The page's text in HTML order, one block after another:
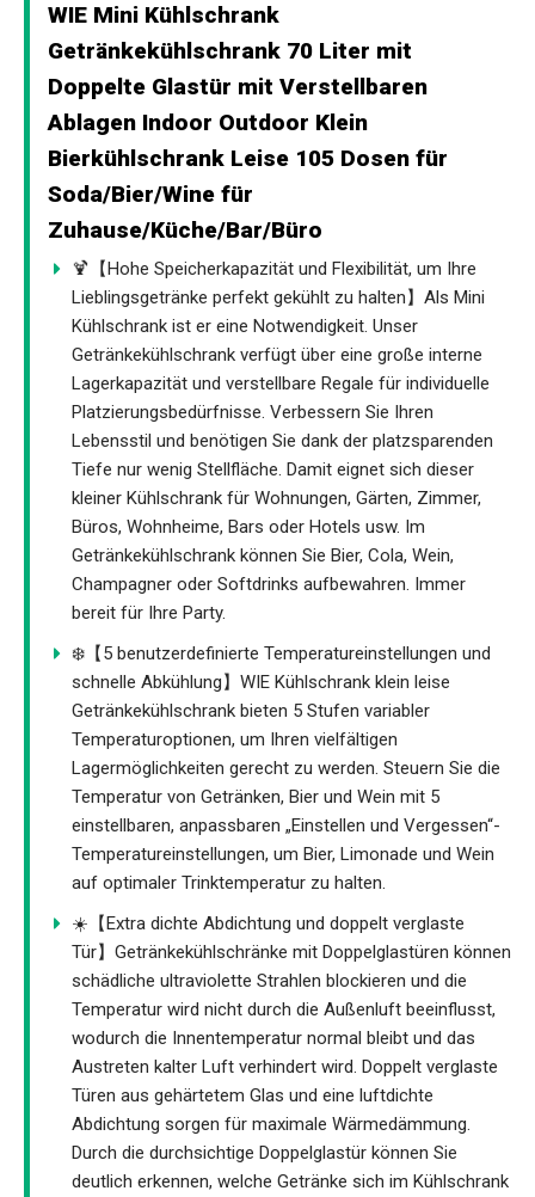
WIE Mini Kühlschrank
Getränkekühlschrank 70 Liter mit
Doppelte Glastür mit Verstellbaren
Ablagen Indoor Outdoor Klein
Bierkühlschrank Leise 105 Dosen für
Soda/Bier/Wine für
Zuhause/Küche/Bar/Büro
🍹【Hohe Speicherkapazität und Flexibilität, um Ihre
Lieblingsgetränke perfekt gekühlt zu halten】Als Mini
Kühlschrank ist er eine Notwendigkeit. Unser
Getränkekühlschrank verfügt über eine große interne
Lagerkapazität und verstellbare Regale für individuelle
Platzierungsbedürfnisse. Verbessern Sie Ihren
Lebensstil und benötigen Sie dank der platzsparenden
Tiefe nur wenig Stellfläche. Damit eignet sich dieser
kleiner Kühlschrank für Wohnungen, Gärten, Zimmer,
Büros, Wohnheime, Bars oder Hotels usw. Im
Getränkekühlschrank können Sie Bier, Cola, Wein,
Champagner oder Softdrinks aufbewahren. Immer
bereit für Ihre Party.
❄️【5 benutzerdefinierte Temperatureinstellungen und
schnelle Abkühlung】WIE Kühlschrank klein leise
Getränkekühlschrank bieten 5 Stufen variabler
Temperaturoptionen, um Ihren vielfältigen
Lagermöglichkeiten gerecht zu werden. Steuern Sie die
Temperatur von Getränken, Bier und Wein mit 5
einstellbaren, anpassbaren „Einstellen und Vergessen“-
Temperatureinstellungen, um Bier, Limonade und Wein
auf optimaler Trinktemperatur zu halten.
☀️【Extra dichte Abdichtung und doppelt verglaste
Tür】Getränkekühlschränke mit Doppelglastüren können
schädliche ultraviolette Strahlen blockieren und die
Temperatur wird nicht durch die Außenluft beeinflusst,
wodurch die Innentemperatur normal bleibt und das
Austreten kalter Luft verhindert wird. Doppelt verglaste
Türen aus gehärtetem Glas und eine luftdichte
Abdichtung sorgen für maximale Wärmedämmung.
Durch die durchsichtige Doppelglastür können Sie
deutlich erkennen, welche Getränke sich im Kühlschrank